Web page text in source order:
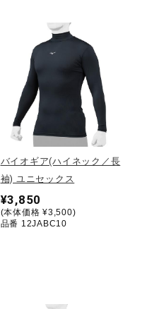
バイオギア(ハイネック／長
袖) ユニセックス
¥3,850
(本体価格 ¥3,500)
品番 12JABC10